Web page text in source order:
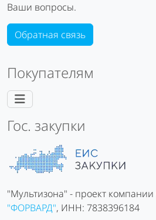
Покупателям
Гос. закупки
"Мультизона" - проект компании
"ФОРВАРД", ИНН: 7838396184
Ваши вопросы.
Обратная связь